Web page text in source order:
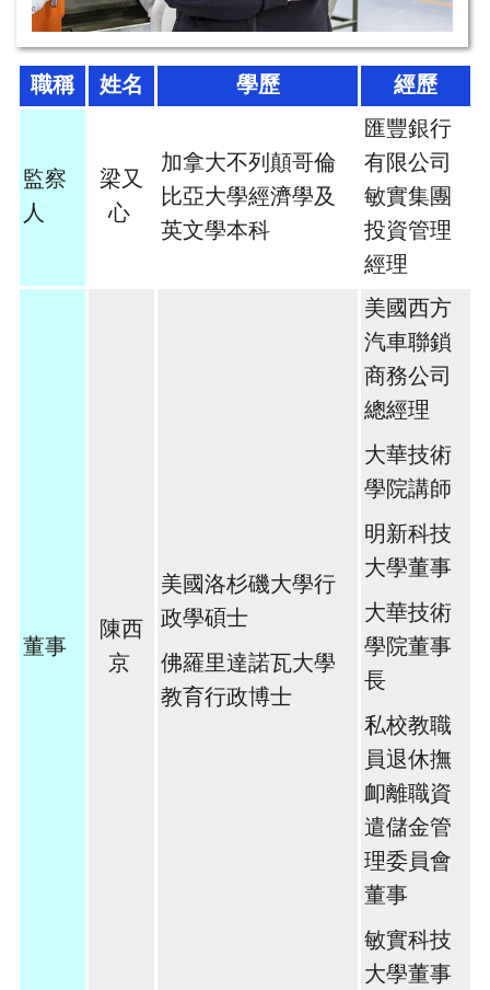
職稱 姓名 學歷 經歷
監察
人
梁又
心
加拿大不列顛哥倫
比亞大學經濟學及
英文學本科
匯豐銀行
有限公司
敏實集團
投資管理
經理
董事
陳西
京
美國洛杉磯大學行
政學碩士
佛羅里達諾瓦大學
教育行政博士
美國西方
汽車聯鎖
商務公司
總經理
大華技術
學院講師
明新科技
大學董事
大華技術
學院董事
長
私校教職
員退休撫
卹離職資
遣儲金管
理委員會
董事
敏實科技
大學董事